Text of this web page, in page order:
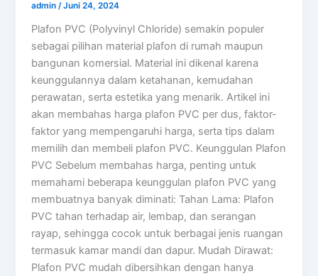
admin/Juni 24, 2024
Plafon PVC (Polyvinyl Chloride) semakin populer
sebagai pilihan material plafon di rumah maupun
bangunan komersial. Material ini dikenal karena
keunggulannya dalam ketahanan, kemudahan
perawatan, serta estetika yang menarik. Artikel ini
akan membahas harga plafon PVC per dus, faktor-
faktor yang mempengaruhi harga, serta tips dalam
memilih dan membeli plafon PVC. Keunggulan Plafon
PVC Sebelum membahas harga, penting untuk
memahami beberapa keunggulan plafon PVC yang
membuatnya banyak diminati: Tahan Lama: Plafon
PVC tahan terhadap air, lembap, dan serangan
rayap, sehingga cocok untuk berbagai jenis ruangan
termasuk kamar mandi dan dapur. Mudah Dirawat:
Plafon PVC mudah dibersihkan dengan hanya